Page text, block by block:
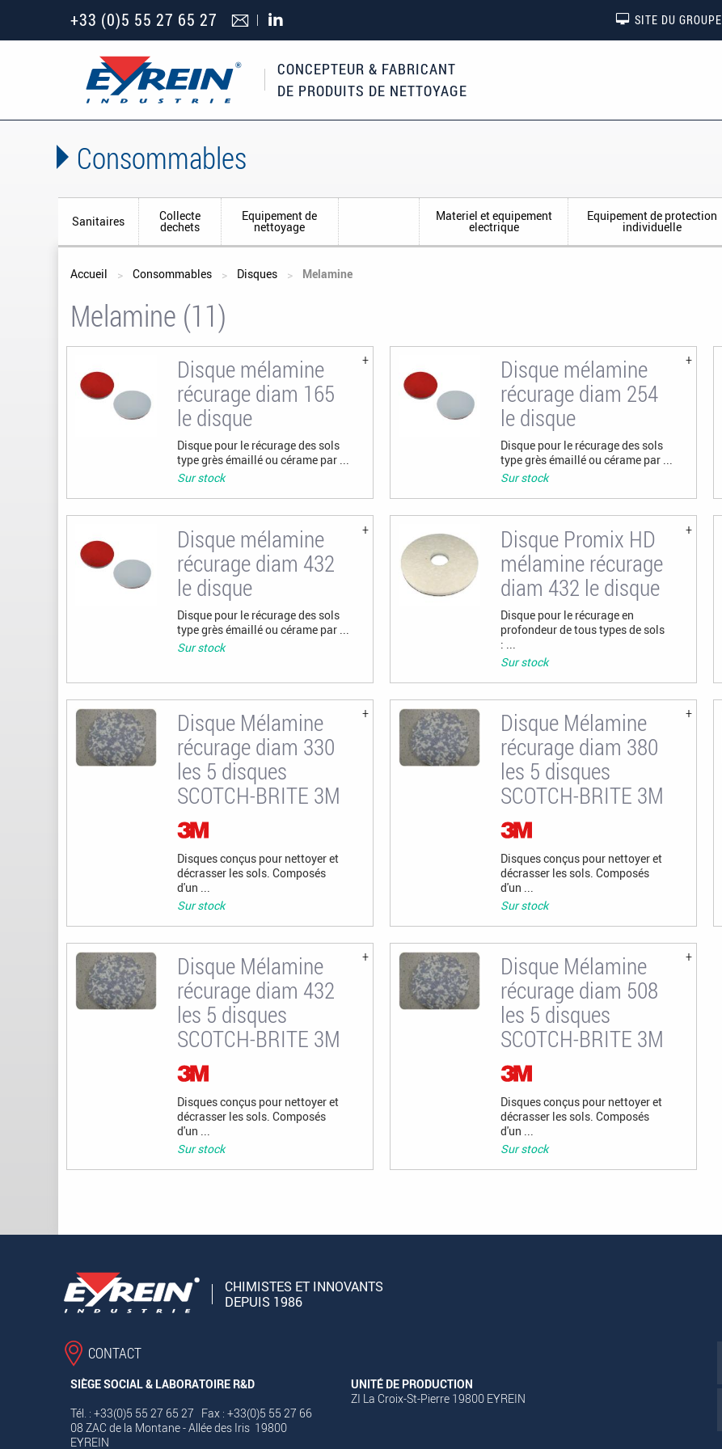
+33 (0)5 55 27 65 27 SITE DU GROUPE
CONCEPTEUR & FABRICANT
DE PRODUITS DE NETTOYAGE
Consommables
Sanitaires Collecte
dechets
Equipement de
nettoyage
Materiel et equipement
electrique
Equipement de protection
individuelle
Vous êtes ici
Accueil Consommables Disques Melamine
Melamine (11)
Disque mélamine
récurage diam 165
le disque
Disque pour le récurage des sols
type grès émaillé ou cérame par ...
Sur stock
Disque mélamine
récurage diam 254
le disque
Disque pour le récurage des sols
type grès émaillé ou cérame par ...
Sur stock
Disque mélamine
récurage diam 432
le disque
Disque pour le récurage des sols
type grès émaillé ou cérame par ...
Sur stock
Disque Promix HD
mélamine récurage
diam 432 le disque
Disque pour le récurage en
profondeur de tous types de sols
: ...
Sur stock
Disque Mélamine
récurage diam 330
les 5 disques
SCOTCH-BRITE 3M
Disques conçus pour nettoyer et
décrasser les sols. Composés
d'un ...
Sur stock
Disque Mélamine
récurage diam 380
les 5 disques
SCOTCH-BRITE 3M
Disques conçus pour nettoyer et
décrasser les sols. Composés
d'un ...
Sur stock
Disque Mélamine
récurage diam 432
les 5 disques
SCOTCH-BRITE 3M
Disques conçus pour nettoyer et
décrasser les sols. Composés
d'un ...
Sur stock
Disque Mélamine
récurage diam 508
les 5 disques
SCOTCH-BRITE 3M
Disques conçus pour nettoyer et
décrasser les sols. Composés
d'un ...
Sur stock
CHIMISTES ET INNOVANTS
DEPUIS 1986
CONTACT
SIÈGE SOCIAL & LABORATOIRE R&D
Tél. : +33(0)5 55 27 65 27 Fax : +33(0)5 55 27 66
08 ZAC de la Montane - Allée des Iris 19800
EYREIN
UNITÉ DE PRODUCTION
ZI La Croix-St-Pierre 19800 EYREIN